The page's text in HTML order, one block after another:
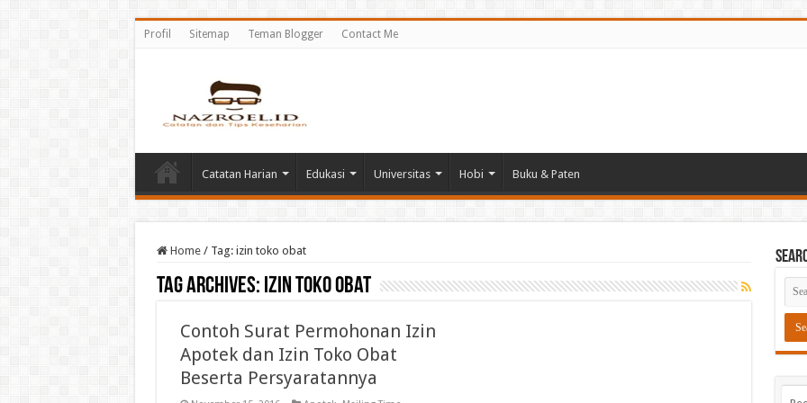
Profil Sitemap Teman Blogger Contact Me
Catatan Harian Edukasi Universitas Hobi Buku & Paten
Home / Tag: izin toko obat
Tag Archives: izin toko obat
Contoh Surat Permohonan Izin
Apotek dan Izin Toko Obat
Beserta Persyaratannya